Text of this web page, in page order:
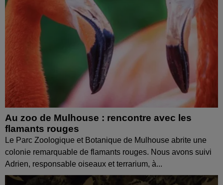
Au zoo de Mulhouse : rencontre avec les
flamants rouges
Le Parc Zoologique et Botanique de Mulhouse abrite une
colonie remarquable de flamants rouges. Nous avons suivi
Adrien, responsable oiseaux et terrarium, à...